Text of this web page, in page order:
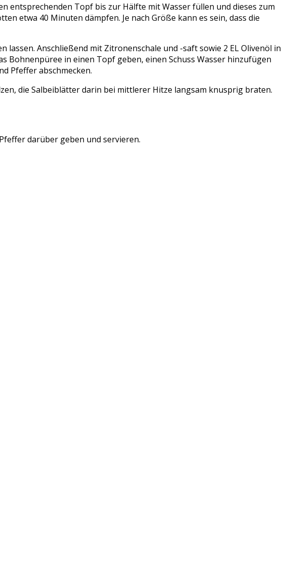
entsprechenden Topf bis zur Hälfte mit Wasser füllen und dieses zum
etwa 40 Minuten dämpfen. Je nach Größe kann es sein, dass die
Anschließend mit Zitronenschale und -saft sowie 2 EL Olivenöl in
Bohnenpüree in einen Topf geben, einen Schuss Wasser hinzufügen
Pfeffer abschmecken.
die Salbeiblätter darin bei mittlerer Hitze langsam knusprig braten.
darüber geben und servieren.